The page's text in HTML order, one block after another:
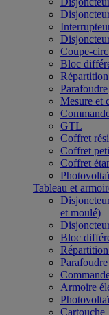
Coupe-
Bloc
Répartition
Parafoudre
Mesure et
GTL
Coffret
Coffret
Coffret
Tableau et
et moulé)
Bloc
Parafoudre
Armoire
Cartouche